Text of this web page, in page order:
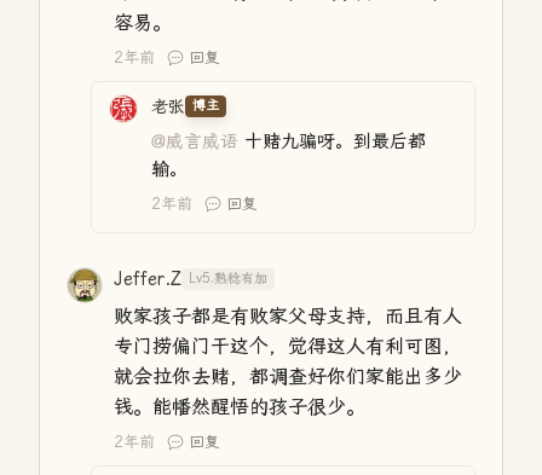
容易。
2年前 回复
老张 博主
@威言威语 十赌九骗呀。到最后都
输。
2年前 回复
Jeffer.Z Lv5.熟稔有加
败家孩子都是有败家父母支持，而且有人
专门捞偏门干这个，觉得这人有利可图，
就会拉你去赌，都调查好你们家能出多少
钱。能幡然醒悟的孩子很少。
2年前 回复